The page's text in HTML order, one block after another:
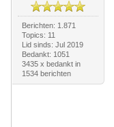
Berichten: 1.871
Topics: 11
Lid sinds: Jul 2019
Bedankt: 1051
3435 x bedankt in
1534 berichten